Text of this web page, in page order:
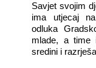
Savjet svojim
ima utjecaj
odluka
mlade, a time
sredini i